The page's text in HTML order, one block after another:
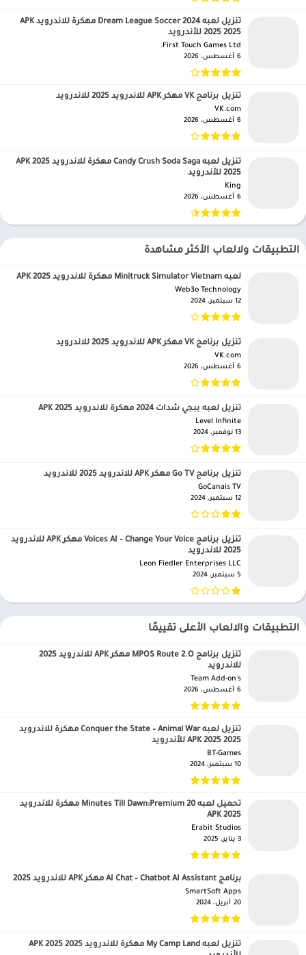
تنزيل لعبه Dream League Soccer 2024 مهكرة للاندرويد APK
2025 2025 للأندرويد
First Touch Games Ltd.‏
6 أغسطس، 2026
تنزيل برنامج VK مهكر APK للاندرويد 2025 للاندرويد
VK.com‏
6 أغسطس، 2026
تنزيل لعبه Candy Crush Soda Saga مهكرة للاندرويد APK 2025
2025 للأندرويد
King‏
6 أغسطس، 2026
التطبيقات ولالعاب الأكثر مشاهدة
لعبه Minitruck Simulator Vietnam مهكرة للاندرويد APK 2025
Web3o Technology‏
12 سبتمبر، 2024
تنزيل برنامج VK مهكر APK للاندرويد 2025 للاندرويد
VK.com‏
6 أغسطس، 2026
تنزيل لعبه ببجي شدات 2024 مهكرة للاندرويد APK 2025
Level Infinite‏
13 نوفمبر، 2024
تنزيل برنامج Go TV مهكر APK للاندرويد 2025 للاندرويد
GoCanais TV‏
12 سبتمبر، 2024
تنزيل برنامج Voices AI – Change Your Voice مهكر APK للاندرويد
2025 للاندرويد
Leon Fiedler Enterprises LLC‏
5 سبتمبر، 2024
التطبيقات والالعاب الأعلى تقييمًا
تنزيل برنامج MPOS Route 2.O مهكر APK للاندرويد 2025
للاندرويد
Team Add-on's‏
6 أغسطس، 2026
تنزيل لعبه Conquer the State – Animal War مهكرة للاندرويد
APK 2025 2025 للأندرويد
BT-Games‏
10 سبتمبر، 2024
تحميل لعبه 20 Minutes Till Dawn:Premium مهكرة للاندرويد
APK 2025
Erabit Studios‏
3 يناير، 2025
برنامج AI Chat – Chatbot AI Assistant مهكر APK للاندرويد 2025
SmartSoft Apps‏
20 أبريل، 2024
تنزيل لعبه My Camp Land مهكرة للاندرويد APK 2025 2025